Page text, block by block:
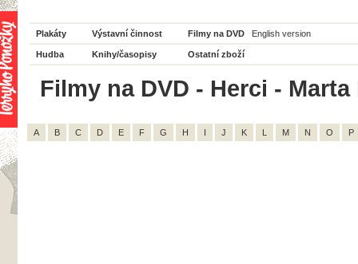
Plakáty Výstavní činnost Filmy na DVD English version
Hudba Knihy/časopisy Ostatní zboží
Filmy na DVD - Herci -
A B C D E F G H I J K L M N O P